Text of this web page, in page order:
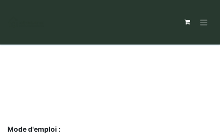
Mode d'emploi :